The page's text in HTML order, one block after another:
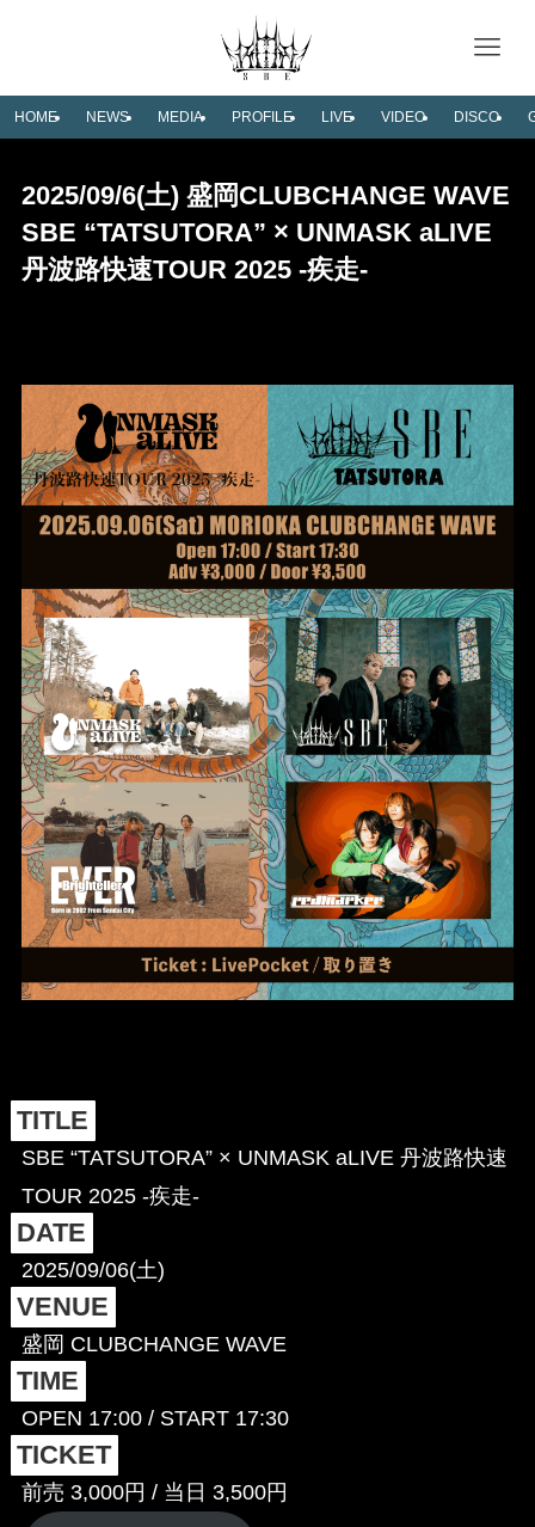
HOME NEWS MEDIA PROFILE LIVE VIDEO DISCO
2025/09/6(土) 盛岡CLUBCHANGE WAVE
SBE “TATSUTORA” × UNMASK aLIVE
丹波路快速TOUR 2025 -疾走-
TITLE
SBE “TATSUTORA” × UNMASK aLIVE 丹波路快速
TOUR 2025 -疾走-
DATE
2025/09/06(土)
VENUE
盛岡 CLUBCHANGE WAVE
TIME
OPEN 17:00 / START 17:30
TICKET
前売 3,000円 / 当日 3,500円